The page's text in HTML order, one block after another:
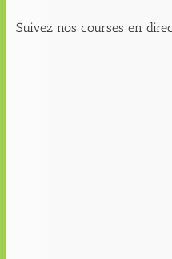
Suivez nos courses en